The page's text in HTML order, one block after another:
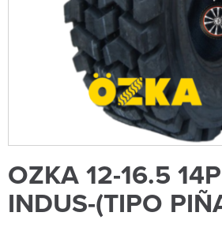
OZKA 12-16.5
INDUS-(TIPO